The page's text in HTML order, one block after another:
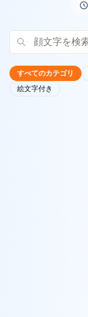
すべてのカテゴリ
絵文字付き